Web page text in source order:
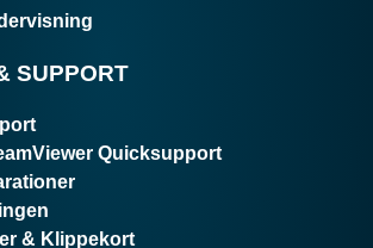
SUPPORT
Quicksupport
& Klippekort